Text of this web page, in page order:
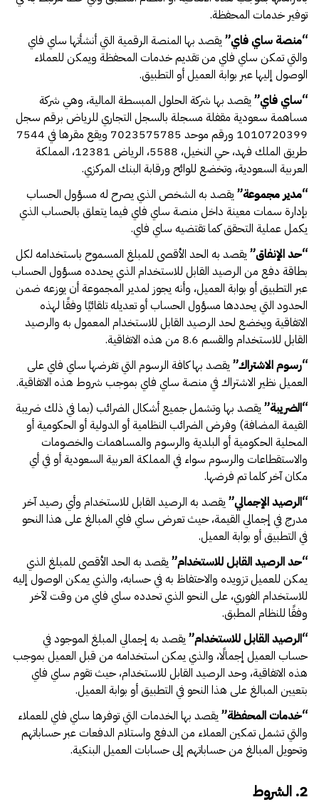
توفير خدمات المحفظة.
“منصة ساي فاي” يقصد بها المنصة الرقمية التي أنشأتها ساي فاي
والتي تمكن ساي فاي من تقديم خدمات المحفظة ويمكن للعملاء
الوصول إليها عبر بوابة العميل أو التطبيق.
“ساي فاي” يقصد بها شركة الحلول المبسطة المالية، وهي شركة
مساهمة سعودية مقفلة مسجلة بالسجل التجاري للرياض برقم سجل
1010720399 ورقم موحد 7023575785 ويقع مقرها في 7544
طريق الملك فهد، حي النخيل، 5588، الرياض 12381، المملكة
العربية السعودية، وتخضع للوائح ورقابة البنك المركزي.
“مدير مجموعة” يقصد به الشخص الذي يصرح له مسؤول الحساب
بإدارة سمات معينة داخل منصة ساي فاي فيما يتعلق بالحساب الذي
يكمل عملية التحقق كما تقتضيه ساي فاي.
“حد الإنفاق” يقصد به الحد الأقصى للمبلغ المسموح باستخدامه لكل
بطاقة دفع من الرصيد القابل للاستخدام الذي يحدده مسؤول الحساب
عبر التطبيق أو بوابة العميل، وأنه يجوز لمدير المجموعة أن يوزعه ضمن
الحدود التي يحددها مسؤول الحساب أو تعديله تلقائيًا وفقًا لهذه
الاتفاقية ويخضع لحد الرصيد القابل للاستخدام المعمول به والرصيد
القابل للاستخدام والقسم 8.6 من هذه الاتفاقية.
“رسوم الاشتراك” يقصد بها كافة الرسوم التي تفرضها ساي فاي على
العميل نظير الاشتراك في منصة ساي فاي بموجب شروط هذه الاتفاقية.
“الضريبة” يقصد بها وتشمل جميع أشكال الضرائب (بما في ذلك ضريبة
القيمة المضافة) وفرض الضرائب النظامية أو الدولية أو الحكومية أو
المحلية الحكومية أو البلدية والرسوم والمساهمات والخصومات
والاستقطاعات والرسوم سواء في المملكة العربية السعودية أو في أي
مكان آخر كلما تم فرضها.
“الرصيد الإجمالي” يقصد به الرصيد القابل للاستخدام وأي رصيد آخر
مدرج في إجمالي القيمة، حيث تعرض ساي فاي المبالغ على هذا النحو
في التطبيق أو بوابة العميل.
“حد الرصيد القابل للاستخدام” يقصد به الحد الأقصى للمبلغ الذي
يمكن للعميل تزويده والاحتفاظ به في حسابه، والذي يمكن الوصول إليه
للاستخدام الفوري، على النحو الذي تحدده ساي فاي من وقت لآخر
وفقًا للنظام المطبق.
“الرصيد القابل للاستخدام” يقصد به إجمالي المبلغ الموجود في
حساب العميل إجمالًا، والذي يمكن استخدامه من قبل العميل بموجب
هذه الاتفاقية، وحد الرصيد القابل للاستخدام، حيث تقوم ساي فاي
بتعيين المبالغ على هذا النحو في التطبيق أو بوابة العميل.
“خدمات المحفظة” يقصد بها الخدمات التي توفرها ساي فاي للعملاء
والتي تشمل تمكين العملاء من الدفع واستلام الدفعات عبر حساباتهم
وتحويل المبالغ من حساباتهم إلى حسابات العميل البنكية.
2. الشروط